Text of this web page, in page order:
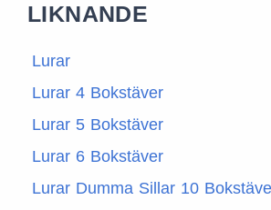
LIKNANDE
Lurar
Lurar 4 Bokstäver
Lurar 5 Bokstäver
Lurar 6 Bokstäver
Lurar Dumma Sillar 10